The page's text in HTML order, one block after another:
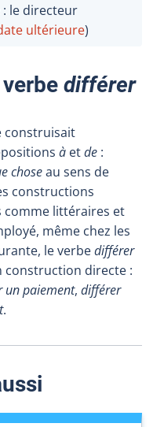
le directeur
ultérieure)
différer
construisait
à etde :
choseau sens de
constructions
comme littéraires et
même chez les
le verbedifférer
construction directe :
un paiement, différer
.